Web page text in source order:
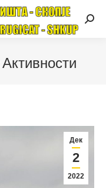
Активности
Дек
2
2022